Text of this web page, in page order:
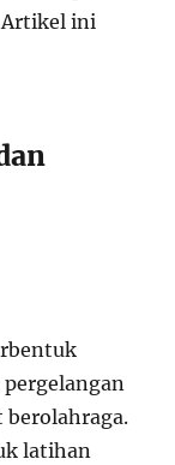
Artikel ini
berolahraga.
latihan